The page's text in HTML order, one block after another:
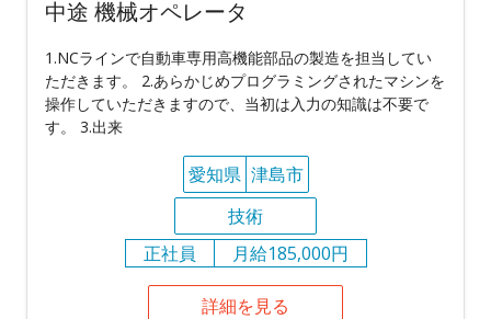
中途 機械オペレータ
1.NCラインで自動車専用高機能部品の製造を担当してい
ただきます。 2.あらかじめプログラミングされたマシンを
操作していただきますので、当初は入力の知識は不要で
す。 3.出来
愛知県 津島市
技術
正社員
月給185,000円
詳細を見る